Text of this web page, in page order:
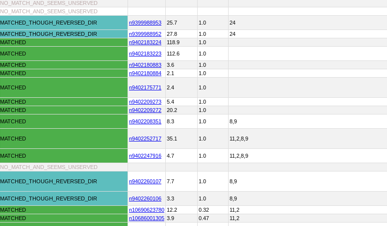
NO_MATCH_AND_SEEMS_UNSERVED
NO_MATCH_AND_SEEMS_UNSERVED
MATCHED_THOUGH_REVERSED_DIR n9399988953 25.7 1.0
24
MATCHED_THOUGH_REVERSED_DIR n9399988952 27.8 1.0 24
MATCHED n9402183224 118.9
1.0
MATCHED n9402183223 112.6 1.0
MATCHED n9402180883 3.6
1.0
MATCHED n9402180884 2.1 1.0
MATCHED n9402175771 2.4 1.0
MATCHED n9402209273 5.4
1.0
MATCHED n9402209272 20.2
1.0
MATCHED n9402208351 8.3 1.0 8,9
MATCHED n9402252717 35.1 1.0 11,2,8,9
MATCHED n9402247916 4.7 1.0
11,2,8,9
NO_MATCH_AND_SEEMS_UNSERVED
MATCHED_THOUGH_REVERSED_DIR n9402260107 7.7 1.0 8,9
MATCHED_THOUGH_REVERSED_DIR n9402260106 3.3 1.0 8,9
MATCHED n10690623780 12.2 0.32
11,2
MATCHED n10686001305 3.9 0.47 11,2